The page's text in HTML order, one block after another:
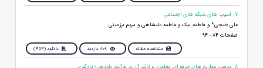
7. آسیب های شبکه های اجتماعی
علی خیجی* و فاطمه بیک و فاطمه علیشاهی و مریم برزمینی
صفحات 84 - 94
مشاهده مقاله 809 بازدید دانلود (PDF)